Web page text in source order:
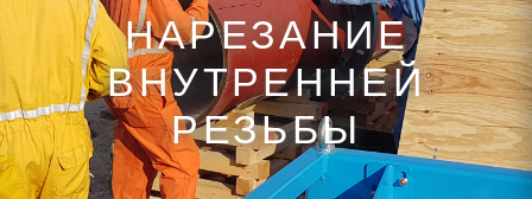
НАРЕЗАНИЕ
ВНУТРЕННЕЙ
РЕЗЬБЫ